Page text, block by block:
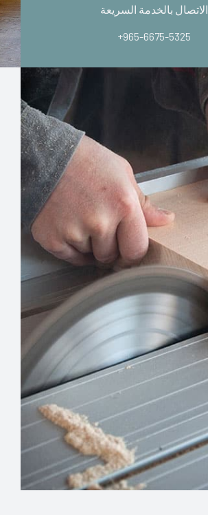
الاتصال بالخدمة السريعة
+965-6675-5325